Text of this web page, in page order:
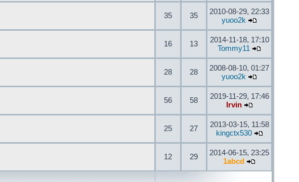
35 35
2010-08-29, 22:33
yuoo2k
16 13
2014-11-18, 17:10
Tommy11
28 28
2008-08-10, 01:27
yuoo2k
56 58
2019-11-29, 17:46
Irvin
25 27
2013-03-15, 11:58
kingctx530
12 29
2014-06-15, 23:25
1abcd